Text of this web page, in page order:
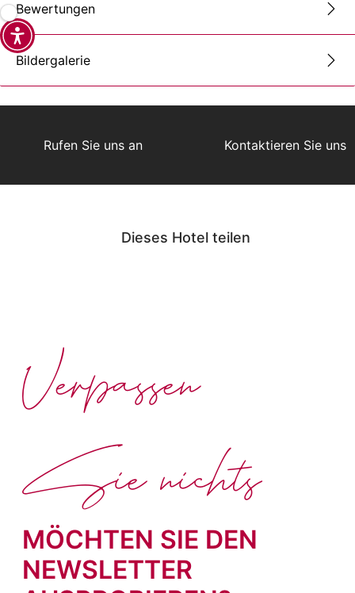
Bewertungen
Bildergalerie
Rufen Sie uns an Kontaktieren Sie uns
Dieses Hotel teilen
MÖCHTEN SIE DEN
NEWSLETTER
Verpassen
Sie nichts